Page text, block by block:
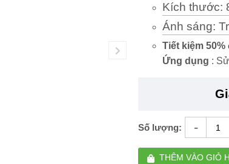
Kích thước:
Ánh sáng:
Tiết kiệm
Ứng dụng :
Số lượng: -
THÊM VÀO GIỎ